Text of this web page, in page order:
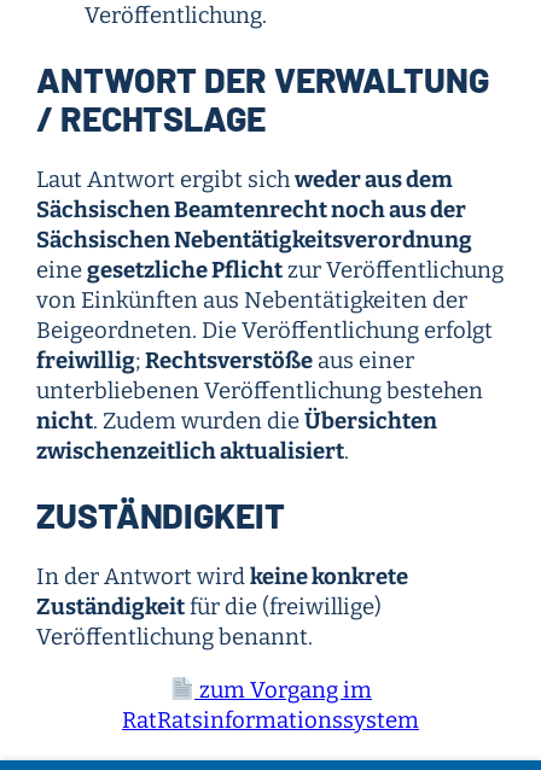
Veröffentlichung.
ANTWORT DER VERWALTUNG
/ RECHTSLAGE
Laut Antwort ergibt sichweder aus dem
Sächsischen Beamtenrecht noch aus der
Sächsischen Nebentätigkeitsverordnung
einegesetzliche Pflichtzur Veröffentlichung
von Einkünften aus Nebentätigkeiten der
Beigeordneten. Die Veröffentlichung erfolgt
freiwillig;Rechtsverstöße aus einer
unterbliebenen Veröffentlichung bestehen
nicht. Zudem wurden dieÜbersichten
zwischenzeitlich aktualisiert.
ZUSTÄNDIGKEIT
In der Antwort wirdkeine konkrete
Zuständigkeitfür die (freiwillige)
Veröffentlichung benannt.
zum Vorgang im
RatRatsinformationssystem